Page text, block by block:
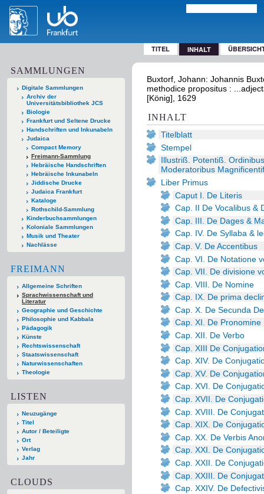
TITEL INHALT
SAMMLUNGEN
Digitale Sammlungen
Archiv der
Universitätsbibliothek JCS
Biologie
Frankfurt und Seltene Drucke
Handschriften und Inkunabeln
Judaica
Compact Memory
Freimann-Sammlung
Hebräische Handschriften
Hebräische Inkunabeln
Jiddische Drucke
Judaica Frankfurt
Kataloge
Rothschild-Sammlung
Kinderbuchsammlungen
Koloniale Sammlungen
Musik und Theater
Nachlässe
FREIMANN
Allgemeine Schriften
Sprachwissenschaft und
Literatur
Geographie und Geschichte
Philosophie und Kabbala
Pädagogik
Künste
Rechtswissenschaft
Staatswissenschaft
Naturwissenschaften
Theologie
LISTEN
Neuzugänge
Titel
Autor / Beteiligte
Ort
Verlag
Jahr
CLOUDS
Buxtorf, Johann: Johannis
methodice propositus :
[König], 1629
INHALT
Titelblatt
Stempel
Illustriß. Potentiß.
Moderatoribus
Liber Primus
Caput I. De Literis
Cap. II De Vocalibus &
Cap. III. De Dages &
Cap. IV. De Syllaba &
Cap. V. De Accentibus
Cap. VI. De Notatione
Cap. VII. De divisione
Cap. VIII. De Nomine
Cap. IX. De prima
Cap. X. De Secunda
Cap. XI. De Pronomine
Cap. XII. De Verbo
Cap. XIII De
Cap. XIV. De
Cap. XV. De
Cap. XVI. De
Cap. XVII. De
Cap. XVIII. De
Cap. XIX. De
Cap. XX. De Verbis
Cap. XXI. De
Cap. XXII. De
Cap. XXIII. De
Cap. XXIV. De